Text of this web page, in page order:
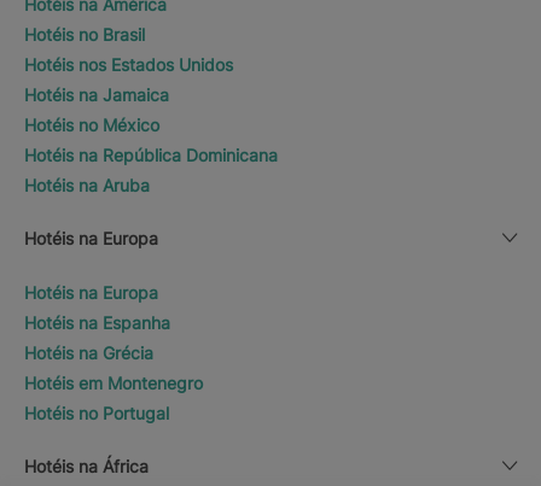
Hotéis no Brasil
Hotéis nos Estados Unidos
Hotéis na Jamaica
Hotéis no México
Hotéis na República Dominicana
Hotéis na Aruba
Hotéis na Europa
Hotéis na Europa
Hotéis na Espanha
Hotéis na Grécia
Hotéis em Montenegro
Hotéis no Portugal
Hotéis na África